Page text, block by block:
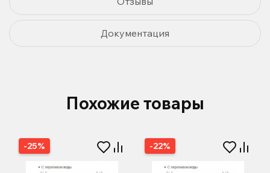
Документация
Похожие товары
-25% -22%